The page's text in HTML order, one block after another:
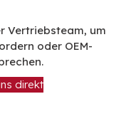
Vertriebsteam, um
oder OEM-
direkt